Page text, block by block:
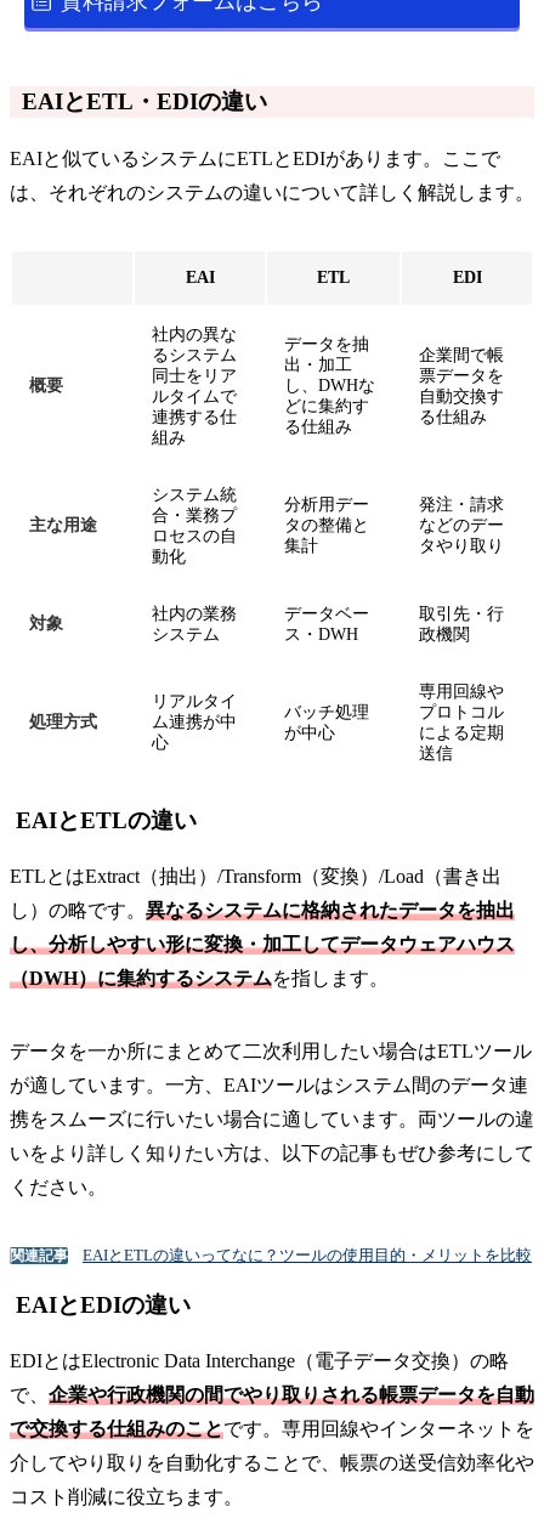
EAIとETL・EDIの違い
EAIと似ているシステムにETLとEDIがあります。ここで
は、それぞれのシステムの違いについて詳しく解説します。
EAI ETL EDI
概要
社内の異な
るシステム
同士をリア
ルタイムで
連携する仕
組み
データを抽
出・加工
し、DWHな
どに集約す
る仕組み
企業間で帳
票データを
自動交換す
る仕組み
主な用途
システム統
合・業務プ
ロセスの自
動化
分析用デー
タの整備と
集計
発注・請求
などのデー
タやり取り
対象
社内の業務
システム
データベー
ス・DWH
取引先・行
政機関
処理方式
リアルタイ
ム連携が中
心
バッチ処理
が中心
専用回線や
プロトコル
による定期
送信
EAIとETLの違い
ETLとはExtract（抽出）/Transform（変換）/Load（書き出
し）の略です。 異なるシステムに格納されたデータを抽出
し、分析しやすい形に変換・加工してデータウェアハウス
（DWH）に集約するシステムを指します。
データを一か所にまとめて二次利用したい場合はETLツール
が適しています。一方、EAIツールはシステム間のデータ連
携をスムーズに行いたい場合に適しています。両ツールの違
いをより詳しく知りたい方は、以下の記事もぜひ参考にして
ください。
関連記事 EAIとETLの違いってなに？ツールの使用目的・メリットを比較
EAIとEDIの違い
EDIとはElectronic Data Interchange（電子データ交換）の略
で、 企業や行政機関の間でやり取りされる帳票データを自動
で交換する仕組みのことです。専用回線やインターネットを
介してやり取りを自動化することで、帳票の送受信効率化や
コスト削減に役立ちます。